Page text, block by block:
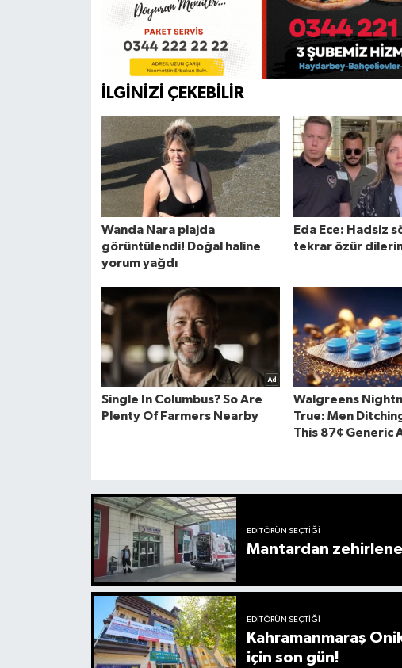
EDITÖRÜN SEÇTIĞI
Mantardan
EDITÖRÜN SEÇTIĞI
Kahramanmaraş
için son gün!